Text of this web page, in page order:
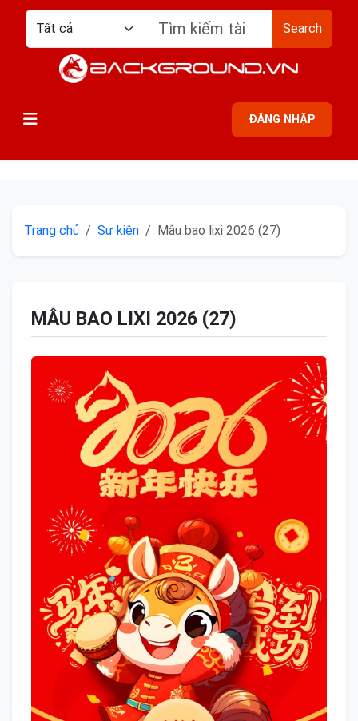
Search
ĐĂNG NHẬP
Trang chủ Sự kiện Mẫu bao lixi 2026 (27)
MẪU BAO LIXI 2026 (27)